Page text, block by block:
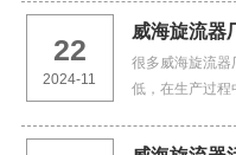
类型适用于不
用…
22
2024-11
很多威海旋流器
低，在生产过程
有矿石性质、